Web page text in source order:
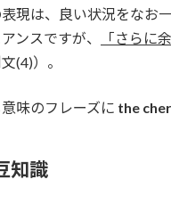
表現は、良い状況をなお
ンスですが、
「さらに
文(4)）。
味のフレーズに the
知識